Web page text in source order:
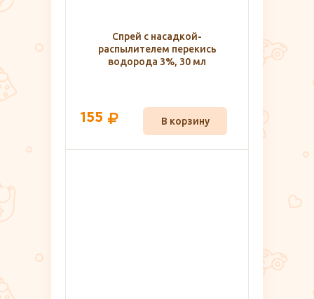
Спрей с насадкой-
распылителем перекись
водорода 3%, 30 мл
155 В корзину